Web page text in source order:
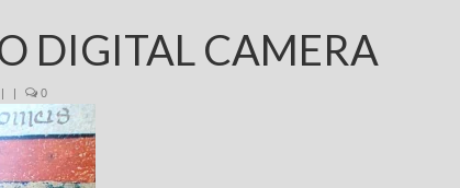
DIGITAL CAMERA
| | 0